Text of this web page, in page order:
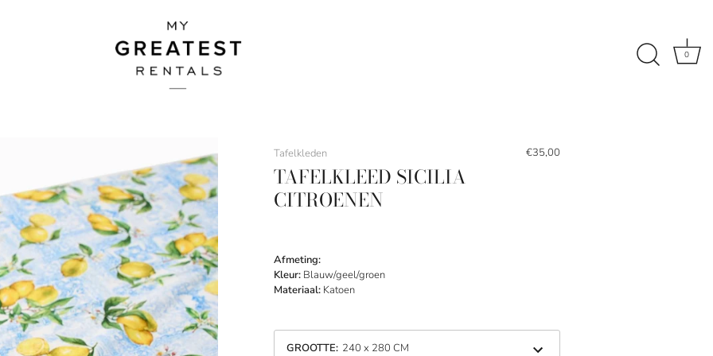
0
Tafelkleden €35,00
TAFELKLEED SICILIA
CITROENEN
Afmeting:
Kleur: Blauw/geel/groen
Materiaal: Katoen
GROOTTE: 240 x 280 CM